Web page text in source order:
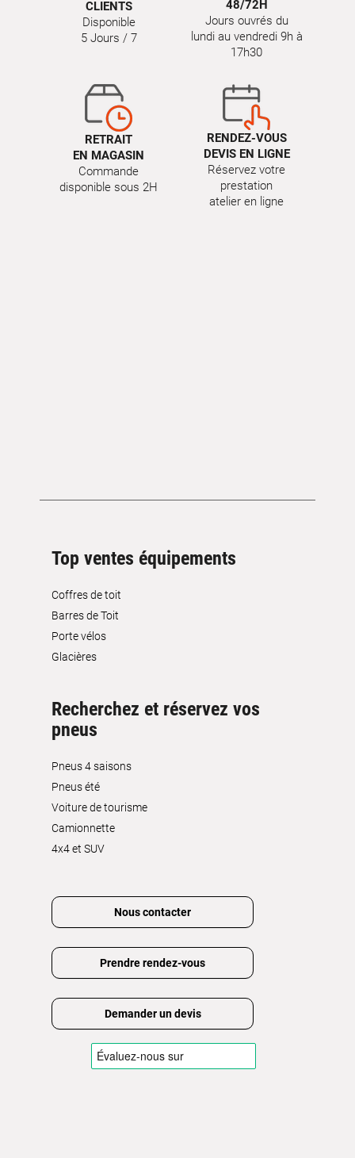
CLIENTS
Disponible
5 Jours / 7
48/72H
Jours ouvrés du
lundi au vendredi 9h à
17h30
RETRAIT
EN MAGASIN
Commande
disponible sous 2H
RENDEZ-VOUS
DEVIS EN LIGNE
Réservez votre
prestation
atelier en ligne
Top ventes équipements
Coffres de toit
Barres de Toit
Porte vélos
Glacières
Recherchez et réservez vos
pneus
Pneus 4 saisons
Pneus été
Voiture de tourisme
Camionnette
4x4 et SUV
Nous contacter
Prendre rendez-vous
Demander un devis